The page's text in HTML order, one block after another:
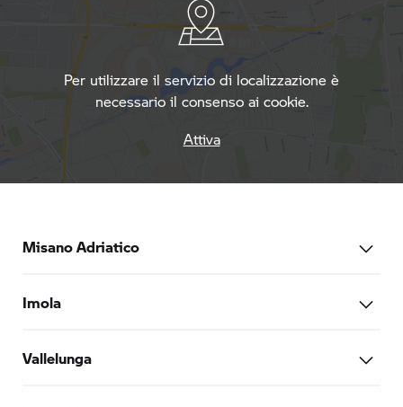
Per utilizzare il servizio di localizzazione è
necessario il consenso ai cookie.
Attiva
Misano Adriatico
Via Alberto Ascari 11
Italia
Imola
Tamburello
Vallelunga